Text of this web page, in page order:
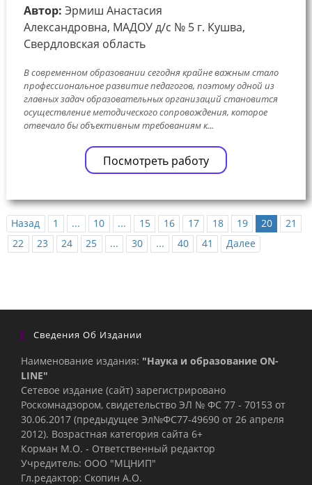
Автор: Эрмиш Анастасия
Александровна, МАДОУ д/с № 5 г. Кушва,
Свердловская область
В современном образовании сегодня крайне важным стало
профессиональное развитие педагогов, поэтому одной из
главных задач образовательных организаций становится
осуществление методического сопровождения, которое
отвечало бы объективным требованиям к...
Посмотреть работу
Назад 1 ... 10 ... 15 16 17 18 19 20
21
22
23 24 25 ... 30 ... 40 41 Далее
Сведения Об Издании
Наименование издания: "Наука и образование ON-
LINE"
Сетевое издание (сайт) зарегистрировано
Роскомнадзором, свидетельство ЭЛ № ФС 77 - 70153 от
30.06.2017 (предыдущее Эл№ФC77-49690 от 26 апреля
2012). Возрастная категория сайта 6+
Корман М.О. - Ответственный редактор
Учредитель: ООО "МЦНИП"
Гл.редактор: Скопин А.О.